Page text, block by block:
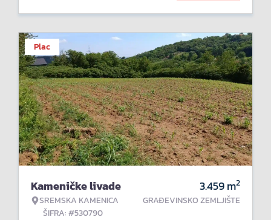
Plac
Kameničke livade
SREMSKA KAMENICA
ŠIFRA: #530790
3.459m2
GRAĐEVINSKO ZEMLJIŠTE